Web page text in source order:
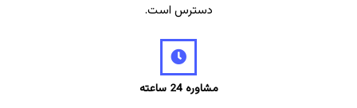
دسترس است.
مشاوره 24 ساعته